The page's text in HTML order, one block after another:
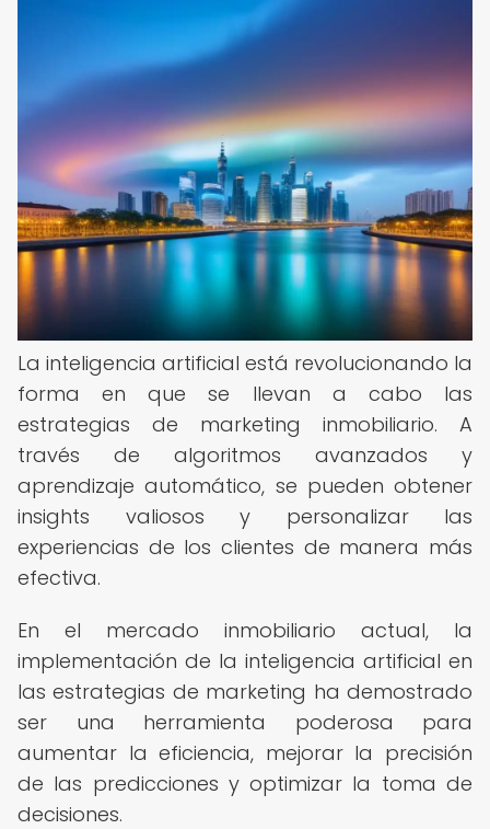
La inteligencia artificial está revolucionando la
forma en que se llevan a cabo las
estrategias de marketing inmobiliario. A
través de algoritmos avanzados y
aprendizaje automático, se pueden obtener
insights valiosos y personalizar las
experiencias de los clientes de manera más
efectiva.
En el mercado inmobiliario actual, la
implementación de la inteligencia artificial en
las estrategias de marketing ha demostrado
ser una herramienta poderosa para
aumentar la eficiencia, mejorar la precisión
de las predicciones y optimizar la toma de
decisiones.